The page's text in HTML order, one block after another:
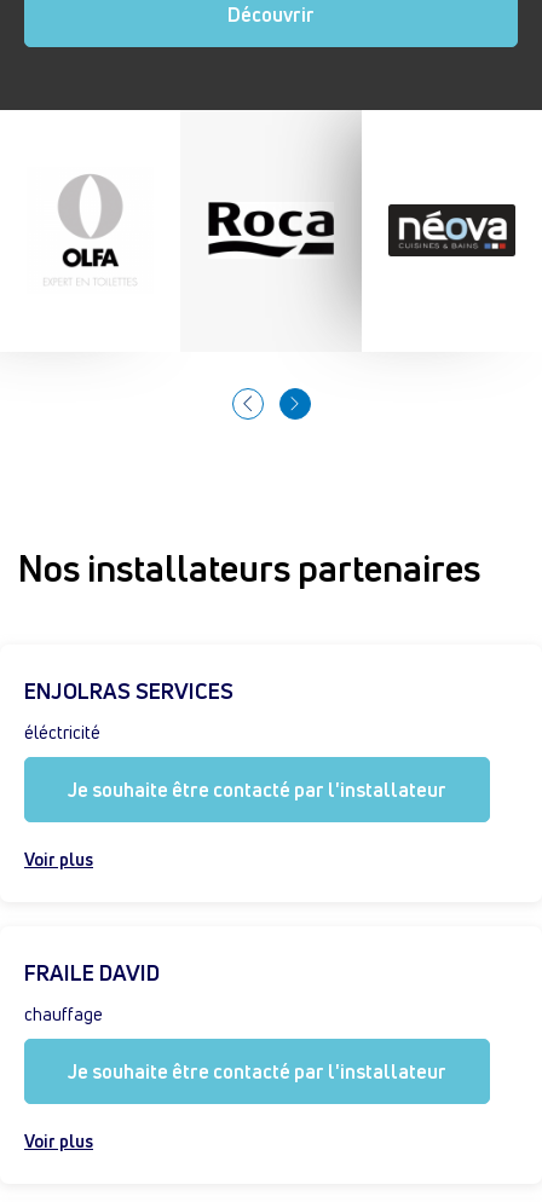
Découvrir
Nos installateurs partenaires
ENJOLRAS SERVICES
éléctricité
Je souhaite être contacté par l'installateur
Voir plus
FRAILE DAVID
chauffage
Je souhaite être contacté par l'installateur
Voir plus